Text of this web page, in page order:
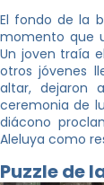
El fondo de la
momento que
Un joven traía el
otros jóvenes
altar, dejaron
ceremonia de
diácono
Aleluya como
Puzzle de